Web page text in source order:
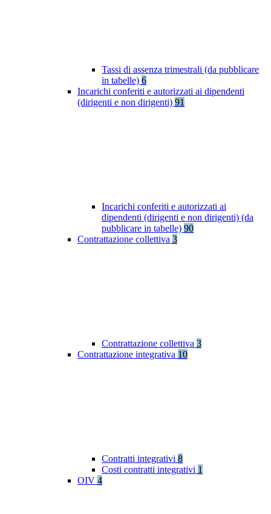
Tassi di assenza trimestrali (da pubblicare
in tabelle) 6
Incarichi conferiti e autorizzati ai dipendenti
(dirigenti e non dirigenti) 91
Incarichi conferiti e autorizzati ai
dipendenti (dirigenti e non dirigenti) (da
pubblicare in tabelle) 90
Contrattazione collettiva 3
Contrattazione collettiva 3
Contrattazione integrativa 10
Contratti integrativi 8
Costi contratti integrativi 1
OIV 4